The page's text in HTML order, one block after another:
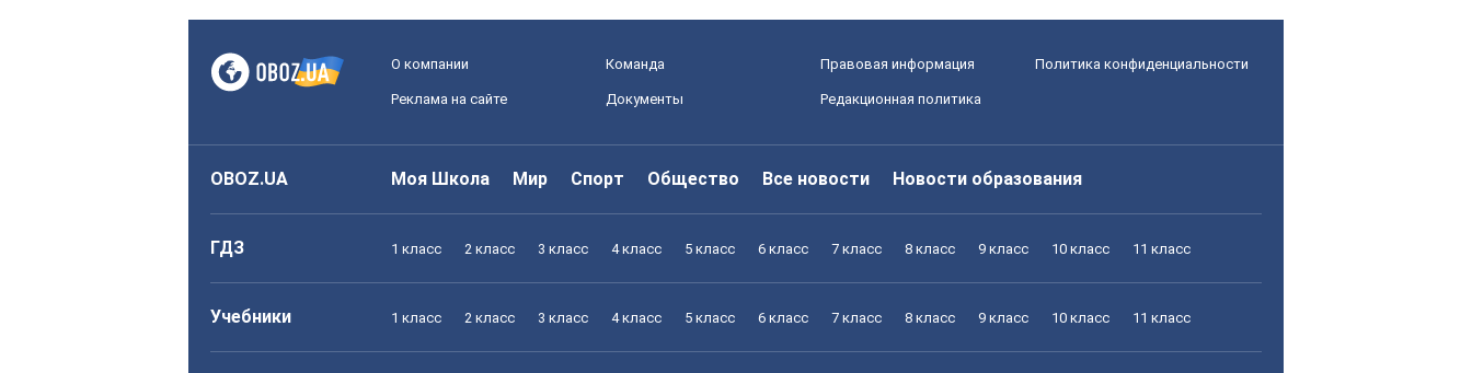
О компании Команда Правовая информация Политика конфиденциальности
Реклама на сайте Документы Редакционная политика
OBOZ.UA Моя Школа Мир Спорт Общество Все новости Новости образования
ГДЗ 1 класс 2 класс 3 класс 4 класс 5 класс 6 класс 7 класс 8 класс 9 класс 10 класс 11 класс
Учебники 1 класс 2 класс 3 класс 4 класс 5 класс 6 класс 7 класс 8 класс 9 класс 10 класс 11 класс